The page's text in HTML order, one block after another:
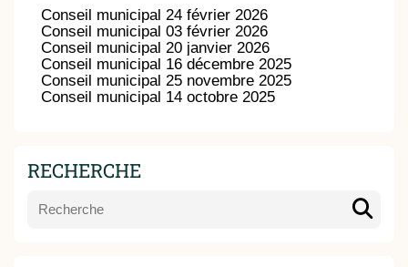
Conseil municipal 24 février 2026
Conseil municipal 03 février 2026
Conseil municipal 20 janvier 2026
Conseil municipal 16 décembre 2025
Conseil municipal 25 novembre 2025
Conseil municipal 14 octobre 2025
RECHERCHE